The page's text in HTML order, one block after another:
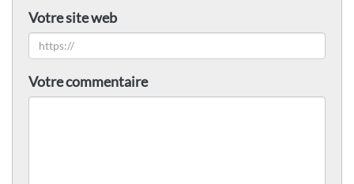
Votre site web
Votre commentaire